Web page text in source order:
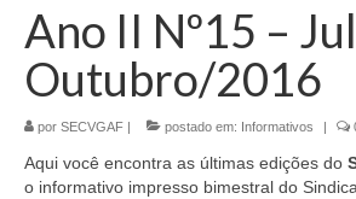
AUDITÓRIO
Alugue hoje mesmo!
INSTITUCIONAL
Diretoria
Ano II Nº15 –
Outubro/2016
por SECVGAF | postado em: Informativos |
Aqui você encontra as últimas edições do
o informativo impresso bimestral do